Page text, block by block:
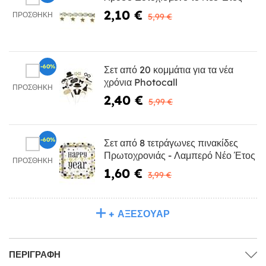
ΠΡΟΣΘΉΚΗ 2,10 € 5,99 €
ΠΡΟΣΘΉΚΗ
Σετ από 20 κομμάτια για τα νέα
χρόνια Photocall
2,40 € 5,99 €
-60%
ΠΡΟΣΘΉΚΗ
Σετ από 8 τετράγωνες πινακίδες
Πρωτοχρονιάς - Λαμπερό Νέο Έτος
1,60 € 3,99 €
-60%
+ ΑΞΕΣΟΥΆΡ
ΠΕΡΙΓΡΑΦΉ